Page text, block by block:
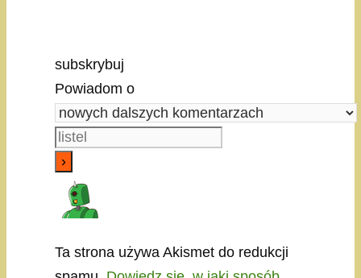
subskrybuj
Powiadom o
Ta strona używa Akismet do redukcji